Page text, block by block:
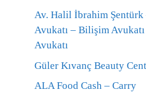
Av. Halil İbrahim Şentürk
Avukatı – Bilişim
Avukatı
Güler Kıvanç Beauty
ALA Food Cash – Carry